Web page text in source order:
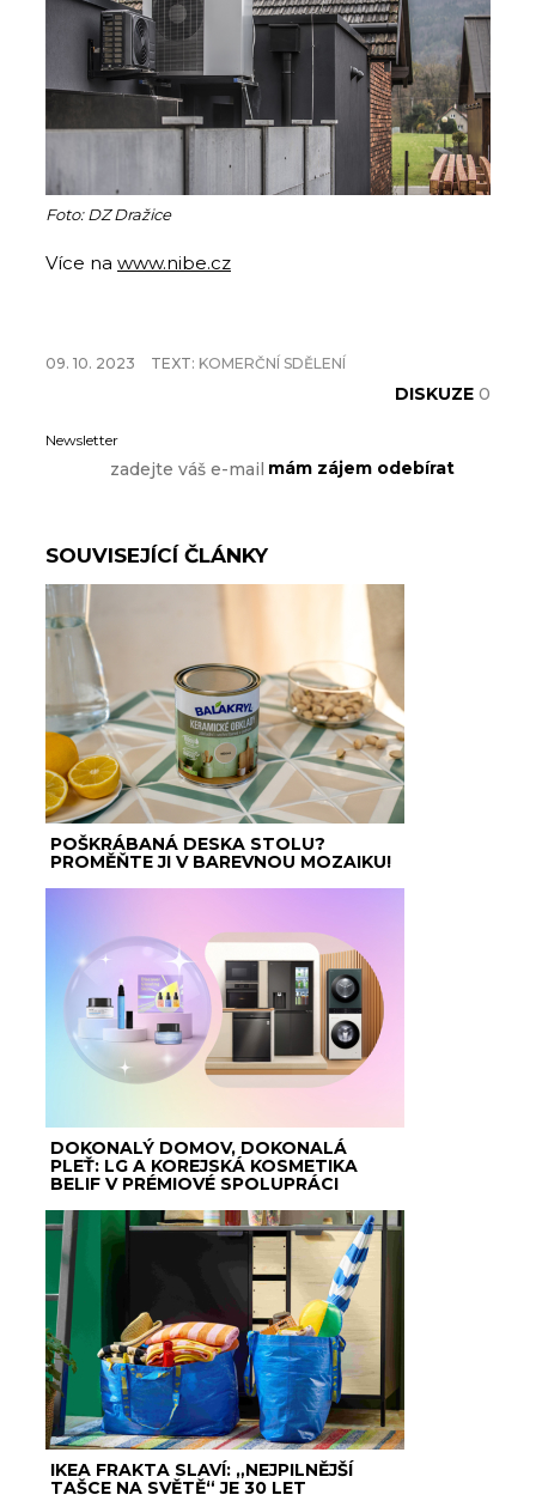
Foto: DZ Dražice
Více na www.nibe.cz
09. 10. 2023 TEXT: KOMERČNÍ SDĚLENÍ
DISKUZE 0
Newsletter
SOUVISEJÍCÍ ČLÁNKY
POŠKRÁBANÁ DESKA STOLU?
PROMĚŇTE JI V BAREVNOU MOZAIKU!
DOKONALÝ DOMOV, DOKONALÁ
PLEŤ: LG A KOREJSKÁ KOSMETIKA
BELIF V PRÉMIOVÉ SPOLUPRÁCI
IKEA FRAKTA SLAVÍ: „NEJPILNĚJŠÍ
TAŠCE NA SVĚTĚ“ JE 30 LET